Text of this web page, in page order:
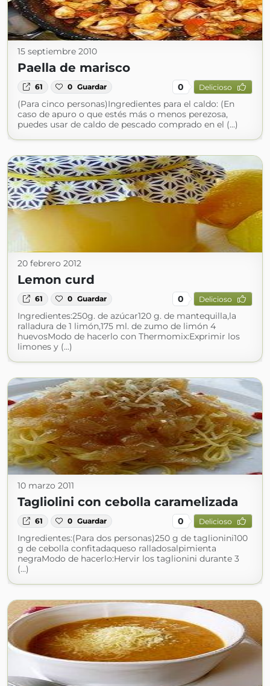
15 septiembre 2010
Paella de marisco
61 0 Guardar 0 Delicioso
(Para cinco personas)Ingredientes para el caldo: (En
caso de apuro o que estés más o menos perezosa,
puedes usar de caldo de pescado comprado en el (...)
20 febrero 2012
Lemon curd
61 0 Guardar 0 Delicioso
Ingredientes:250g. de azúcar120 g. de mantequilla,la
ralladura de 1 limón,175 ml. de zumo de limón 4
huevosModo de hacerlo con Thermomix:Exprimir los
limones y (...)
10 marzo 2011
Tagliolini con cebolla caramelizada
61 0 Guardar 0 Delicioso
Ingredientes:(Para dos personas)250 g de taglionini100
g de cebolla confitadaqueso ralladosalpimienta
negraModo de hacerlo:Hervir los taglionini durante 3
(...)